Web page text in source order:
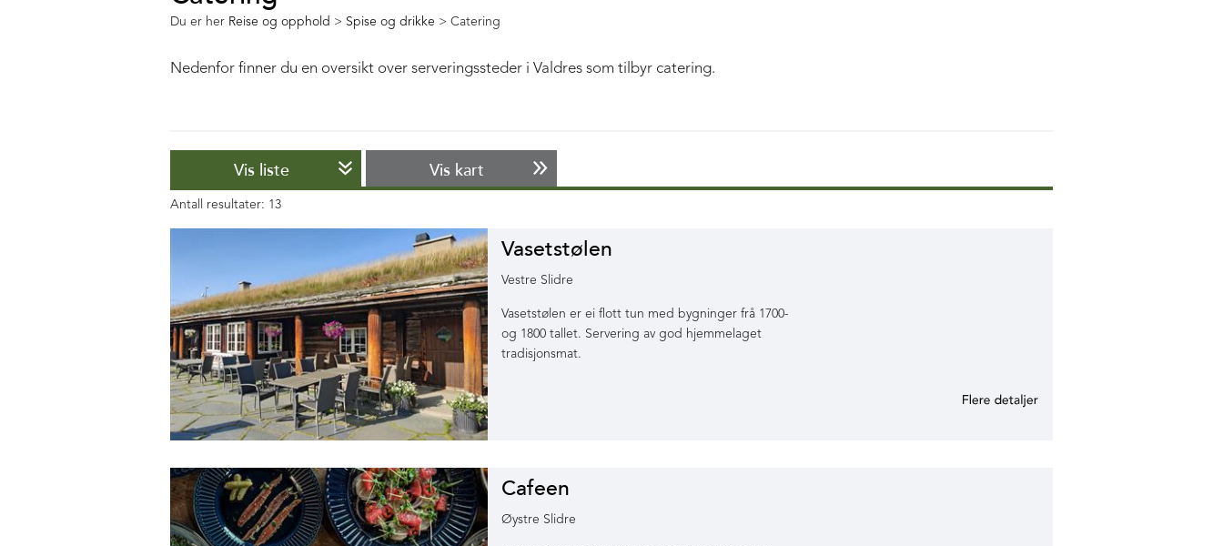
Du er her Reise og opphold > Spise og drikke > Catering
Nedenfor finner du en oversikt over serveringssteder i Valdres som tilbyr catering.
Vis liste Vis kart
Antall resultater: 13
Vasetstølen
Vestre Slidre
Vasetstølen er ei flott tun med bygninger frå 1700-
og 1800 tallet. Servering av god hjemmelaget
tradisjonsmat.
Cafeen
Øystre Slidre